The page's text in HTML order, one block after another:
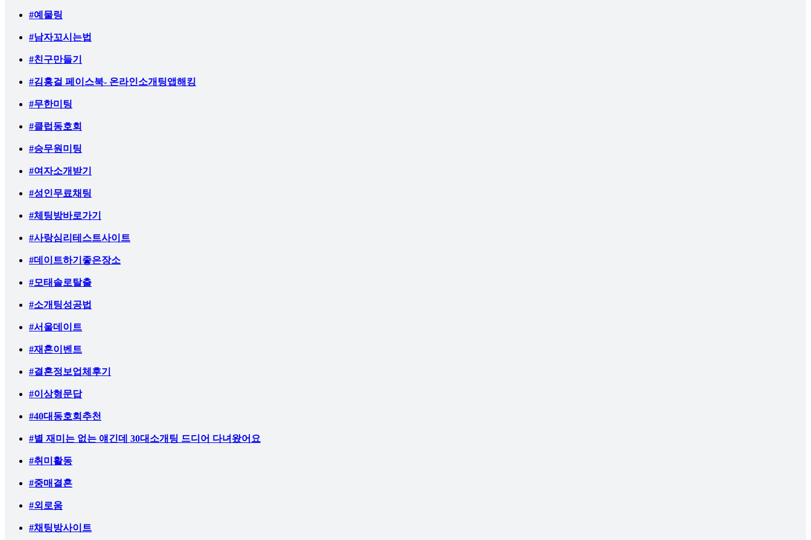
#예물링
#남자꼬시는법
#친구만들기
#김홍걸 페이스북- 온라인소개팅앱해킹
#무한미팅
#클럽동호회
#승무원미팅
#여자소개받기
#성인무료채팅
#체팅방바로가기
#사랑심리테스트사이트
#데이트하기좋은장소
#모태솔로탈출
#소개팅성공법
#서울데이트
#재혼이벤트
#결혼정보업체후기
#이상형문답
#40대동호회추천
#별 재미는 없는 얘긴데 30대소개팅 드디어 다녀왔어요
#취미활동
#중매결혼
#외로움
#채팅방사이트